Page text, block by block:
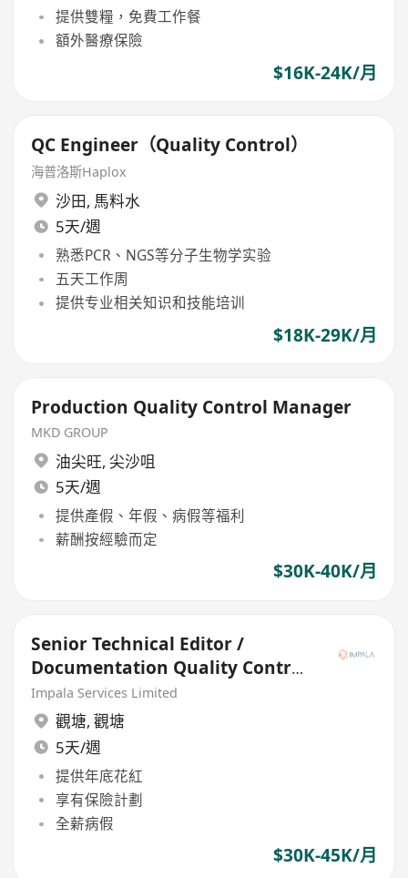
提供雙糧，免費工作餐
額外醫療保險
$16K-24K/月
QC Engineer（Quality Control）
海普洛斯Haplox
沙田, 馬料水
5天/週
熟悉PCR、NGS等分子生物学实验
五天工作周
提供专业相关知识和技能培训
$18K-29K/月
Production Quality Control Manager
MKD GROUP
油尖旺, 尖沙咀
5天/週
提供產假、年假、病假等福利
薪酬按經驗而定
$30K-40K/月
Senior Technical Editor /
Documentation Quality Control
Inspector
Impala Services Limited
觀塘, 觀塘
5天/週
提供年底花紅
享有保險計劃
全薪病假
$30K-45K/月